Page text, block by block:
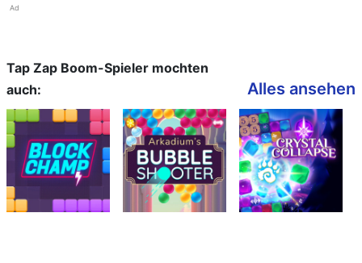
Ad
Tap Zap Boom-Spieler mochten
auch:
Alles ansehen